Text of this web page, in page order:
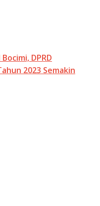
DPRD
2023 Semakin